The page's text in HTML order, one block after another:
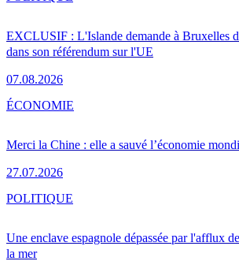
EXCLUSIF : L'Islande demande à Bruxelles
dans son référendum sur l'UE
07.08.2026
Merci la Chine : elle a sauvé l’économie
27.07.2026
ÉCONOMIE
Une enclave espagnole dépassée par l'afflux
la mer
POLITIQUE